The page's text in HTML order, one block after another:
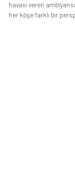
havası veren
her köşe farklı bir